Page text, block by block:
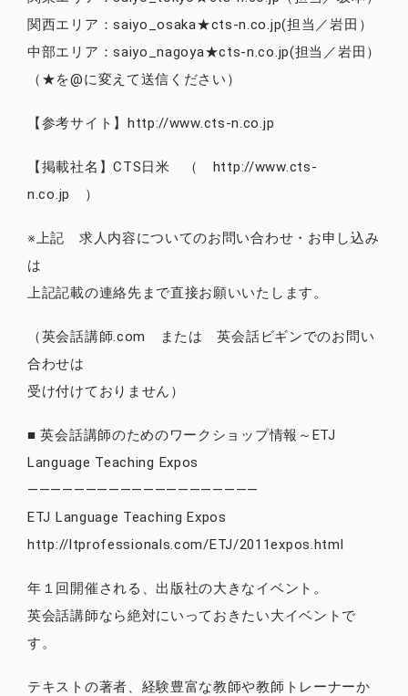
関西エリア：saiyo_osaka★cts-n.co.jp(担当／岩田）
中部エリア：saiyo_nagoya★cts-n.co.jp(担当／岩田）
（★を@に変えて送信ください）
【参考サイト】http://www.cts-n.co.jp
【掲載社名】CTS日米 （ http://www.cts-
n.co.jp ）
※上記 求人内容についてのお問い合わせ・お申し込み
は
上記記載の連絡先まで直接お願いいたします。
（英会話講師.com または 英会話ビギンでのお問い
合わせは
受け付けておりません）
■ 英会話講師のためのワークショップ情報～ETJ
Language Teaching Expos
————————————————————
ETJ Language Teaching Expos
http://ltprofessionals.com/ETJ/2011expos.html
年１回開催される、出版社の大きなイベント。
英会話講師なら絶対にいっておきたい大イベントで
す。
テキストの著者、経験豊富な教師や教師トレーナーか